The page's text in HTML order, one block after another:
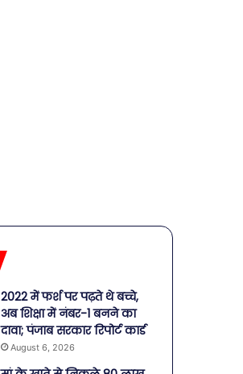
2022 में फर्श पर पढ़ते थे बच्चे,
अब शिक्षा में नंबर-1 बनने का
दावा; पंजाब सरकार रिपोर्ट कार्ड
August 6, 2026